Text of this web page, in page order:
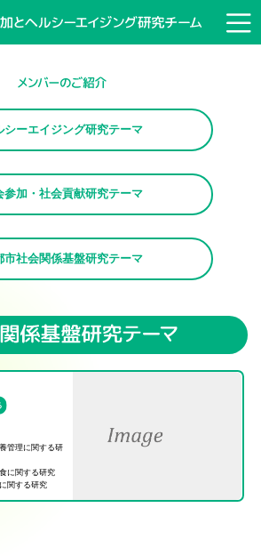
シーエイジング研究テーマ
参加・社会貢献研究テーマ
市社会関係基盤研究テーマ
管理に関する研
に関する研究
関する研究